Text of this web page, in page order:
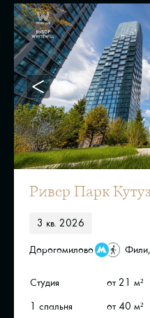
Ривер Парк
3 кв. 2026
Дорогомилово
Студия от 21 м²
1 спальня
от 40 м²